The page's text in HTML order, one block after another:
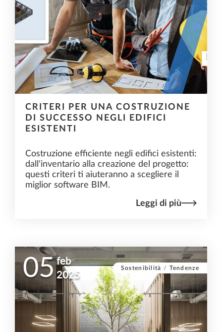
CRITERI PER UNA COSTRUZIONE
DI SUCCESSO NEGLI EDIFICI
ESISTENTI
Costruzione efficiente negli edifici esistenti:
dall'inventario alla creazione del progetto:
questi criteri ti aiuteranno a scegliere il
miglior software BIM.
Leggi di più
05 feb
2025
Sostenibilità / Tendenze